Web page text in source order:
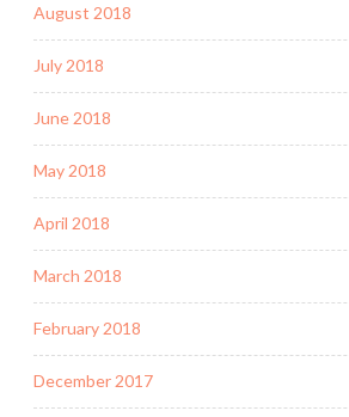
August 2018
July 2018
June 2018
May 2018
April 2018
March 2018
February 2018
December 2017